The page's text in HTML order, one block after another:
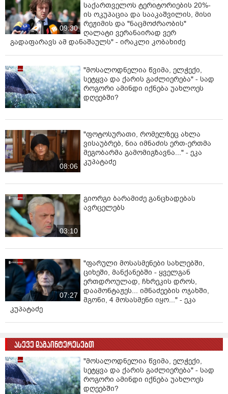
09:30
საქართველოს ტერიტორიების 20%-
ის ოკუპაცია და სააკაშვილის, მისი
რეჟიმის და "ნაცმოძრაობის"
ღალატი ვერანაირად ვერ
გადაფარავს ამ დანაშაულს" - ირაკლი კობახიძე
"მოსალოდნელია წვიმა, ელჭექი,
სეტყვა და ქარის გაძლიერება" - სად
როგორი ამინდი იქნება უახლოეს
დღეებში?
08:06
"ფოტოსურათი, რომელზეც ახლა
ვისაუბრებ, ნია იმნაძის ერთ-ერთმა
მეგობარმა გამომიგზავნა..." - ეკა
კუპატაძე
03:10
გიორგი ბარამიძე განცხადებას
ავრცელებს
07:27
"ფარული მოსასმენები სახლებში,
ციხეში, მანქანებში - ყველგან
ერთდროულად, ჩხრეკის დროს,
დაამონტაჟეს... იმნაძეების ოჯახში,
მგონი, 4 მოსასმენი იყო..." - ეკა
კუპატაძე
ასევე დაგაინტერესებთ
"მოსალოდნელია წვიმა, ელჭექი,
სეტყვა და ქარის გაძლიერება" - სად
როგორი ამინდი იქნება უახლოეს
დღეებში?